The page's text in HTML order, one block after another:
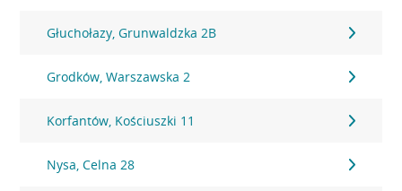
Głuchołazy, Grunwaldzka 2B
Grodków, Warszawska 2
Korfantów, Kościuszki 11
Nysa, Celna 28